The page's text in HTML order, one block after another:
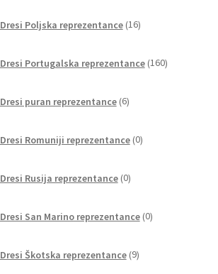
Dresi Poljska reprezentance 16izdelkov
Dresi Portugalska reprezentance 160izdelkov
Dresi puran reprezentance 6izdelkov
Dresi Romuniji reprezentance 0izdelkov
Dresi Rusija reprezentance 0izdelkov
Dresi San Marino reprezentance 0izdelkov
Dresi Škotska reprezentance 9izdelkov